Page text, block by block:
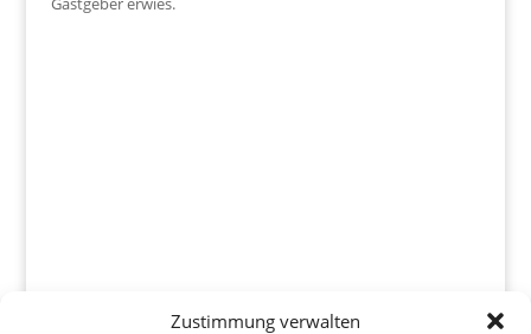
Zustimmung verwalten